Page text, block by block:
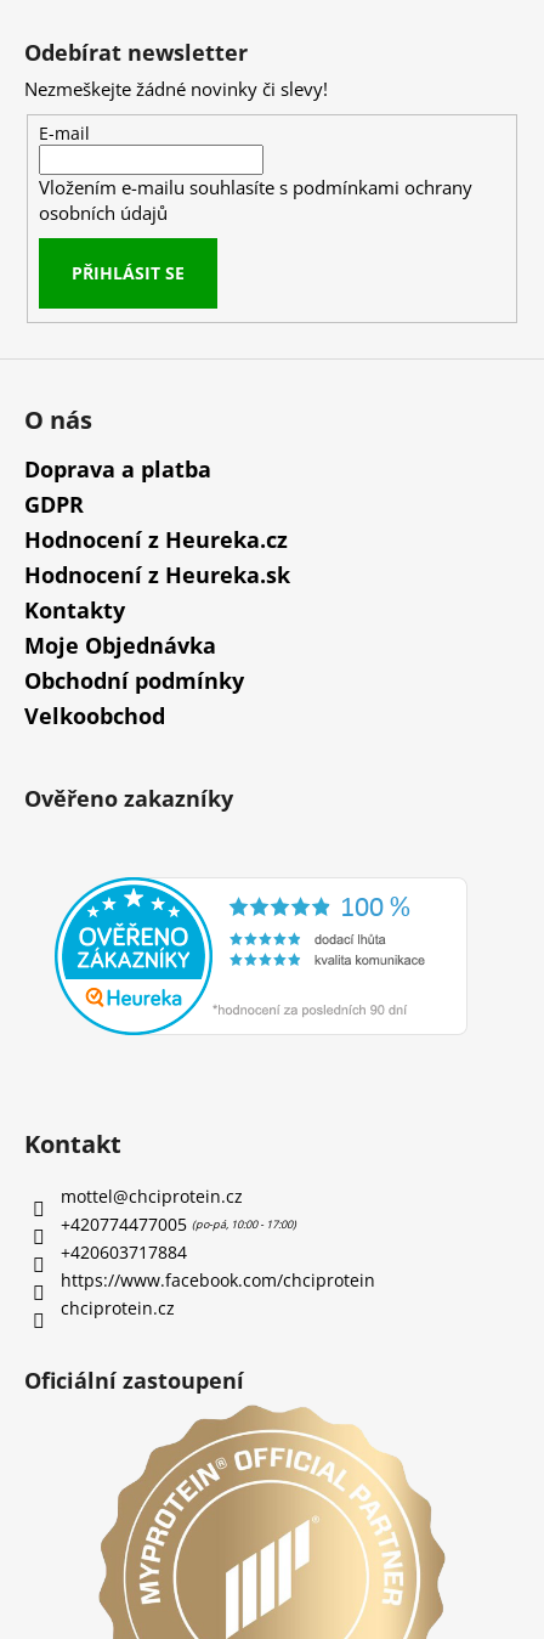
Odebírat newsletter
Nezmeškejte žádné novinky či slevy!
E-mail
Vložením e-mailu souhlasíte s podmínkami ochrany
osobních údajů
PŘIHLÁSIT SE
O nás
Doprava a platba
GDPR
Hodnocení z Heureka.cz
Hodnocení z Heureka.sk
Kontakty
Moje Objednávka
Obchodní podmínky
Velkoobchod
Ověřeno zakazníky
Kontakt
mottel@chciprotein.cz
+420774477005
+420603717884
https://www.facebook.com/chciprotein
chciprotein.cz
Oficiální zastoupení